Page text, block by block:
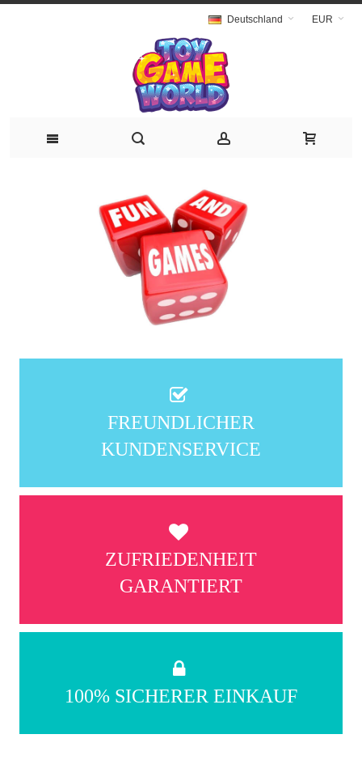
EUR
Deutschland
FREUNDLICHER
KUNDENSERVICE
ZUFRIEDENHEIT
GARANTIERT
100% SICHERER EINKAUF